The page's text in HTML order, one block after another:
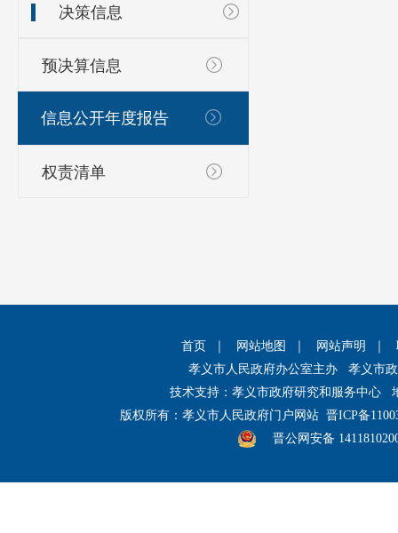
决策信息
预决算信息
信息公开年度报告
权责清单
首页 网站地图 网站声明
孝义市人民政府办公室主办 孝义市
技术支持：孝义市政府研究和服务中心
版权所有：孝义市人民政府门户网站 晋ICP备
晋公网安备